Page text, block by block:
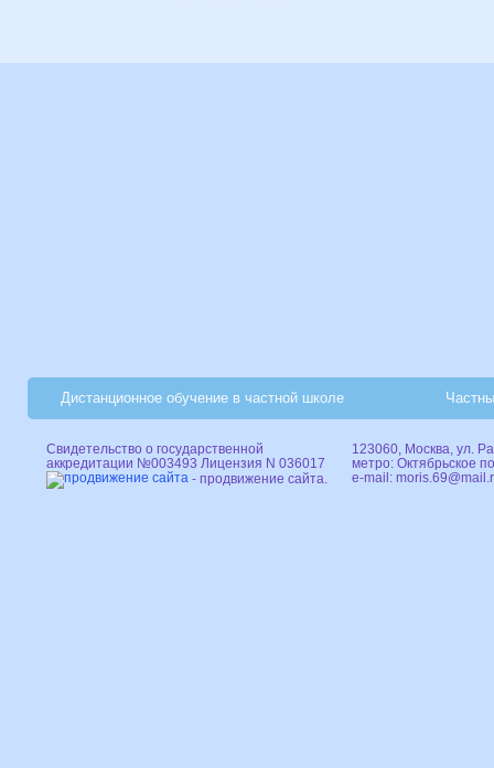
Дистанционное обучение в частной школе
Свидетельство о государственной
аккредитации №003493 Лицензия N 036017
- продвижение сайта.
123060, Москва, ул.
метро: Октябрьское
e-mail: